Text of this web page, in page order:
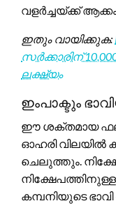
വളർച്ചയ്ക്ക് ആക്കം
ഇതും വായിക്കുക:
സർക്കാരിന്
ലക്ഷ്യം
ഇംപാക്ടും
ഈ ശക്തമായ
ഓഹരി വിലയിൽ
ചെലുത്തും.
കമ്പനിയുടെ